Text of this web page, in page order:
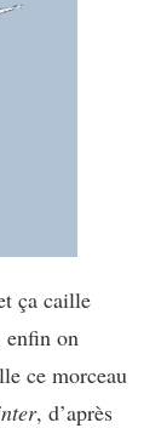
ça caille
enfin on
ce morceau
, d’après